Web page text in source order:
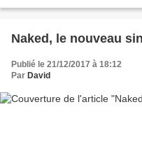
Naked, le nouveau
Publié le 21/12/2017 à 18:12
Par David